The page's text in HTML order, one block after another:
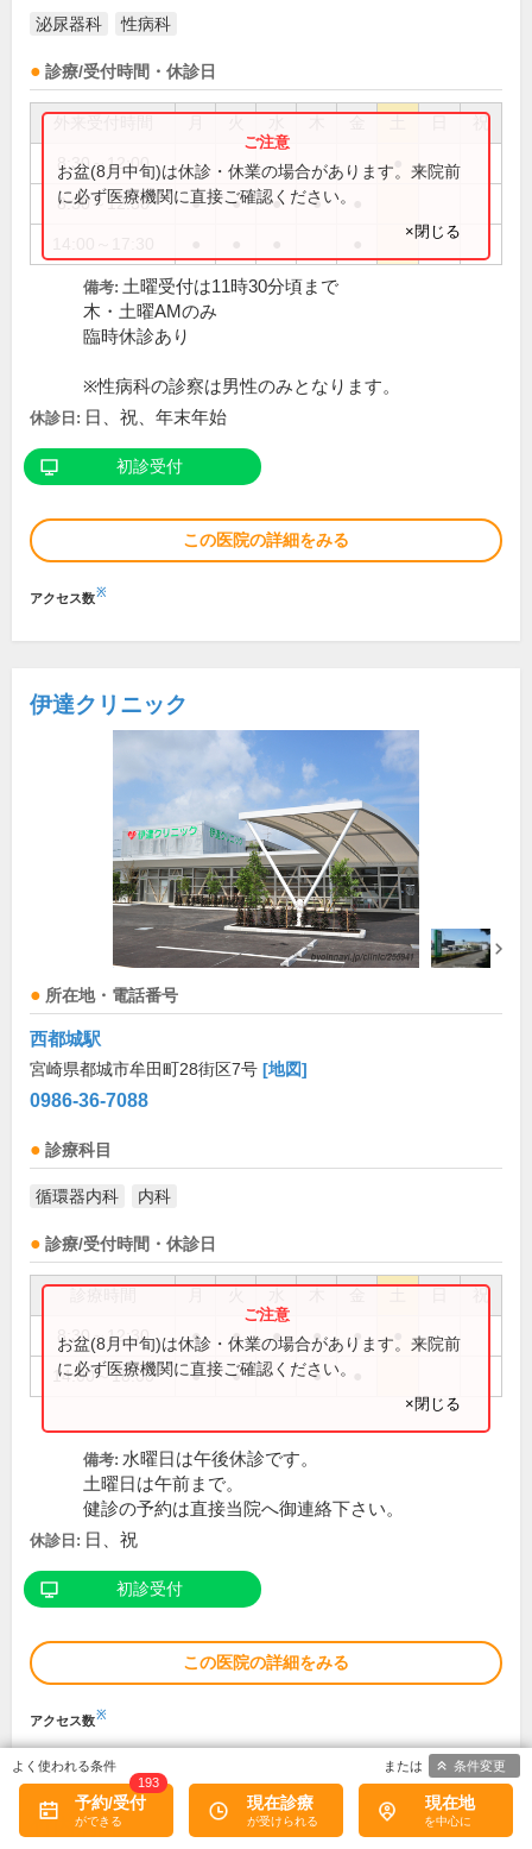
泌尿器科 性病科
診療/受付時間・休診日
祝
8:30～12:00
8:30～12:30 ● ● ● ●
お盆(8月中旬)は休診・休業の場合があります。来院前
に必ず医療機関に直接ご確認ください。
×閉じる
備考: 土曜受付は11時30分頃まで
木・土曜AMのみ
臨時休診あり
※性病科の診察は男性のみとなります。
休診日: 日、祝、年末年始
初診受付
この医院の詳細をみる
アクセス数※
伊達クリニック
所在地・電話番号
西都城駅
宮崎県都城市牟田町28街区7号 [地図]
0986-36-7088
診療科目
循環器内科 内科
診療/受付時間・休診日
祝
8:30～12:30 ● ● ● ● ●
14:00～18:00 ● ● ●
お盆(8月中旬)は休診・休業の場合があります。来院前
に必ず医療機関に直接ご確認ください。
×閉じる
備考: 水曜日は午後休診です。
土曜日は午前まで。
健診の予約は直接当院へ御連絡下さい。
休診日: 日、祝
初診受付
この医院の詳細をみる
アクセス数※
竹内病院
予約/受付
193
現在診療 現在地
条件変更